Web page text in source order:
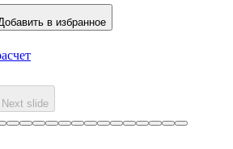
в избранное
Next slide